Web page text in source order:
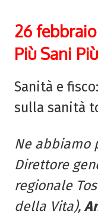
26 febbraio
Più Sani
Sanità e
sulla sanità
Ne abbiamo
Direttore
regionale
della Vita), A